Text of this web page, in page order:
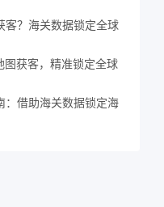
客？海关数据锁定全球
图获客，精准锁定全球
：借助海关数据锁定海